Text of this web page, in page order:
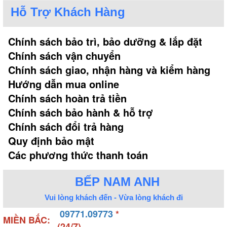
đảm bảo độ bền cao trong thời gian dài.
Thêm vào đó, mẫu bồn tắm massage của hãng còn
đi kèm hệ thống phụ kiện như sen, vòi cấp nước,
nút điều chỉnh, các mắt sục massage hiện đại.
Chúng đều được cấu tạo từ inox siêu bền, đồng thời
mạ crom sáng bóng, đem lại tính thẩm mỹ cao và
tuổi thọ lâu dài.
Để sử dụng bồn tắm massage Selta, chúng ta cần
phải kết nối với nguồn điện. Nhiều khách hàng băn
hay không? Câu trả lời chắc chắn là không. Bởi điện
cấp vào máy bơm dưới bồn chỉ có tác dụng tạo
dòng đẩy nước tuần hoàn nên không hề gây nguy
hiểm, đảm bảo an toàn tuyệt đối cho người dùng.
Hỗ Trợ Khách Hàng
Chính sách bảo trì, bảo dưỡng & lắp đặt
Chính sách vận chuyển
Chính sách giao, nhận hàng và kiểm hàng
Hướng dẫn mua online
Chính sách hoàn trả tiền
Chính sách bảo hành & hỗ trợ
Chính sách đổi trả hàng
Quy định bảo mật
Các phương thức thanh toán
BẾP NAM ANH
Vui lòng khách đến - Vừa lòng khách đi
MIỀN BẮC: 09771.09773*